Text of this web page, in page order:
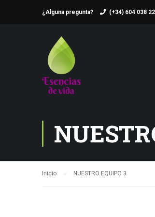
¿Alguna pregunta? (+34) 604 038
Inicio NUESTRO EQUIPO 3